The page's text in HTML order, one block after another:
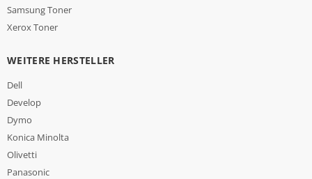
Samsung Toner
Xerox Toner
WEITERE HERSTELLER
Dell
Develop
Dymo
Konica Minolta
Olivetti
Panasonic